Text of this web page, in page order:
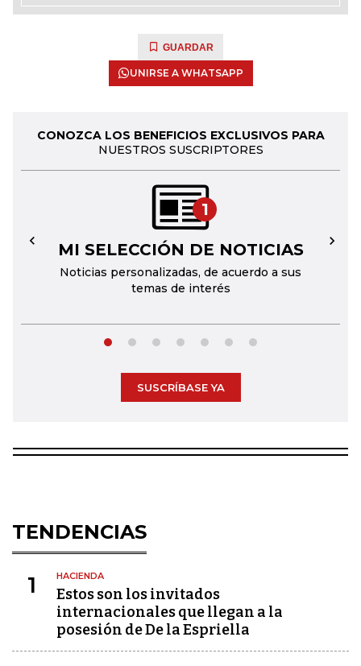
GUARDAR
UNIRSE A WHATSAPP
CONOZCA LOS BENEFICIOS EXCLUSIVOS PARA
NUESTROS SUSCRIPTORES
1
MI SELECCIÓN DE NOTICIAS
Noticias personalizadas, de acuerdo a sus
temas de interés
← →
SUSCRÍBASE YA
TENDENCIAS
1 HACIENDA
Estos son los invitados
internacionales que llegan a la
posesión de De la Espriella